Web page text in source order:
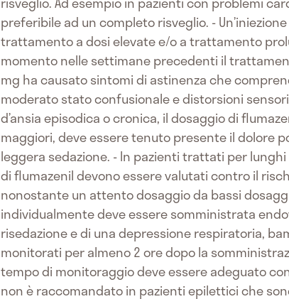
preferibile ad un completo risveglio. -
trattamento a dosi elevate e/o a trattamento
momento nelle settimane precedenti il
mg ha causato sintomi di astinenza che
moderato stato confusionale e distorsioni
d’ansia episodica o cronica, il dosaggio di
maggiori, deve essere tenuto presente il dolore
leggera sedazione. - In pazienti trattati per
di flumazenil devono essere valutati contro il
nonostante un attento dosaggio da bassi
individualmente deve essere somministrata
risedazione e di una depressione respiratoria,
monitorati per almeno 2 ore dopo la
tempo di monitoraggio deve essere adeguato
non è raccomandato in pazienti epilettici che